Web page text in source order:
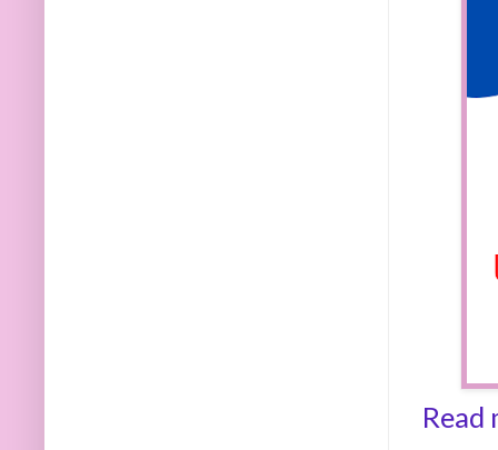
Read